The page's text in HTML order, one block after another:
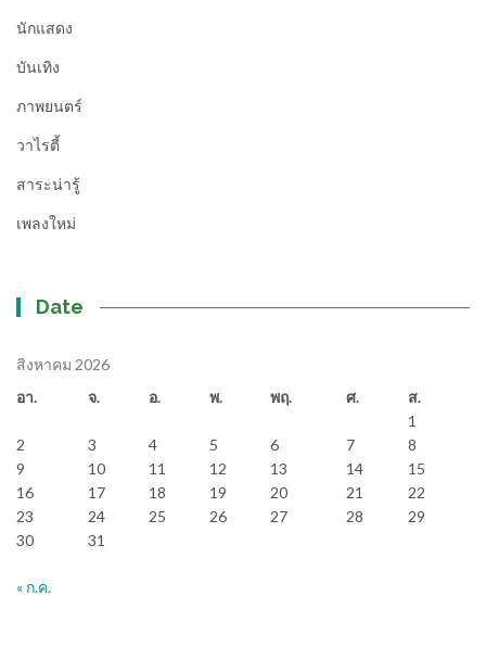
นักแสดง
บันเทิง
ภาพยนตร์
วาไรตี้
สาระน่ารู้
เพลงใหม่
Date
สิงหาคม 2026
อา.
จ. อ. พ. พฤ. ศ.
ส.
1
2
3 4 5 6 7
8
9
10 11 12 13 14
15
16
17 18 19 20 21
22
23
24 25 26 27 28
29
30
31
« ก.ค.